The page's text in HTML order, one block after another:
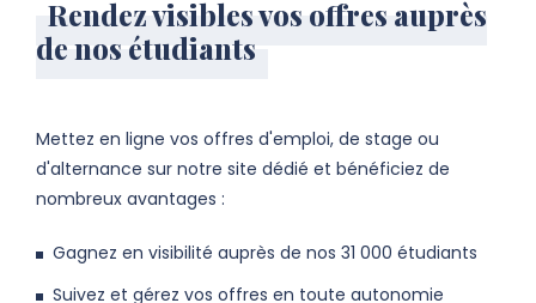
Rendez visibles vos offres auprès
de nos étudiants
Mettez en ligne vos offres d'emploi, de stage ou
d'alternance sur notre site dédié et bénéficiez de
nombreux avantages :
Gagnez en visibilité auprès de nos 31 000 étudiants
Suivez et gérez vos offres en toute autonomie